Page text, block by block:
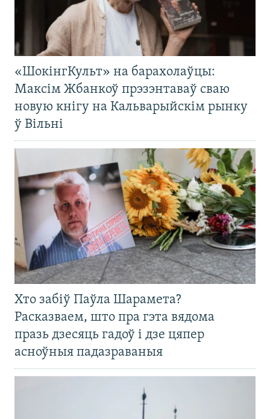
«ШокінгКульт» на барахолаўцы:
Максім Жбанкоў прэзэнтаваў сваю
новую кнігу на Кальварыйскім рынку
ў Вільні
Хто забіў Паўла Шарамета?
Расказваем, што пра гэта вядома
празь дзесяць гадоў і дзе цяпер
асноўныя падазраваныя